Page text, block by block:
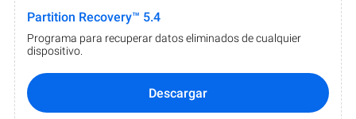
Partition Recovery™ 5.4
Programa para recuperar datos eliminados de cualquier
dispositivo.
Descargar